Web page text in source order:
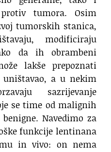
tumora. Osim
tumorskih stanica,
modificiraju
da ih obrambeni
lakše prepoznati
a u nekim
sazrijevanje
se time od malignih
Navedimo za
funkcije lentinana
in vivo: on nema